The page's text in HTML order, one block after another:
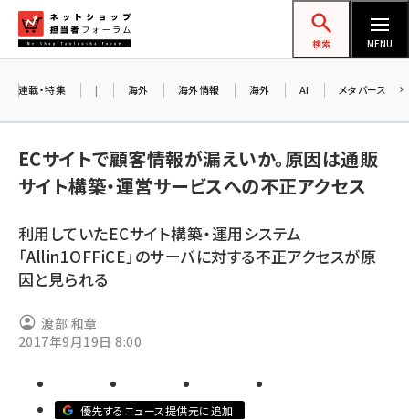
ン
ネットショップ担当者フォーラム
検索 MENU
yahoo (1906)
楽天 (1874)
アスクル (1122)
ビィ・フォアード (776)
連載・特集 | 海外 海外情報 海外 AI メタバース
ECサイトで顧客情報が漏えいか。原因は通販
サイト構築・運営サービスへの不正アクセス
利用していたECサイト構築・運用システム
「Allin1OFFiCE」のサーバに対する不正アクセスが原
因と見られる
渡部 和章
2017年9月19日 8:00
優先するニュース提供元に追加